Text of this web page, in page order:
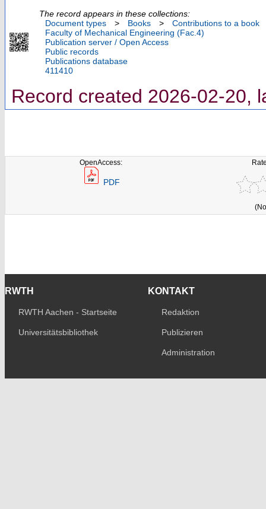
The record appears in these collections:
Document types
> Books >
Contributions to a book
Faculty of Mechanical Engineering (Fac.4)
Publication server / Open Access
Public records
Publications database
411410
Record created 2026-02-20,
OpenAccess:
PDF
RWTH
RWTH Aachen - Startseite
Universitätsbibliothek
KONTAKT
Redaktion
Publizieren
Administration